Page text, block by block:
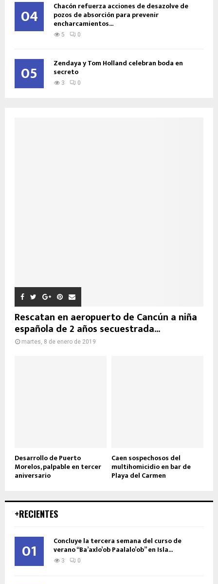
04 Chacón refuerza acciones de desazolve de
pozos de absorción para prevenir
encharcamientos...
5 0
05 Zendaya y Tom Holland celebran boda en
secreto
3 0
Rescatan en aeropuerto de Cancún a niña
española de 2 años secuestrada...
martes, 8 de enero de 2019
Desarrollo de Puerto
Morelos, palpable en tercer
aniversario
Caen sospechosos del
multihomicidio en bar de
Playa del Carmen
+RECIENTES
01 Concluye la tercera semana del curso de
verano “Ba’axlo’ob Paalalo’ob” en Isla...
3 0